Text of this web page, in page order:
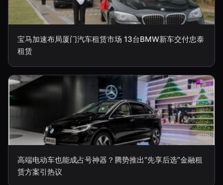
宝马加速布局厦门汽车租赁市场 13台BMW新车交付忠泰
租赁
高端电动车也能成占号神器？腾势推出“先享后选”金融租
赁方案引热议